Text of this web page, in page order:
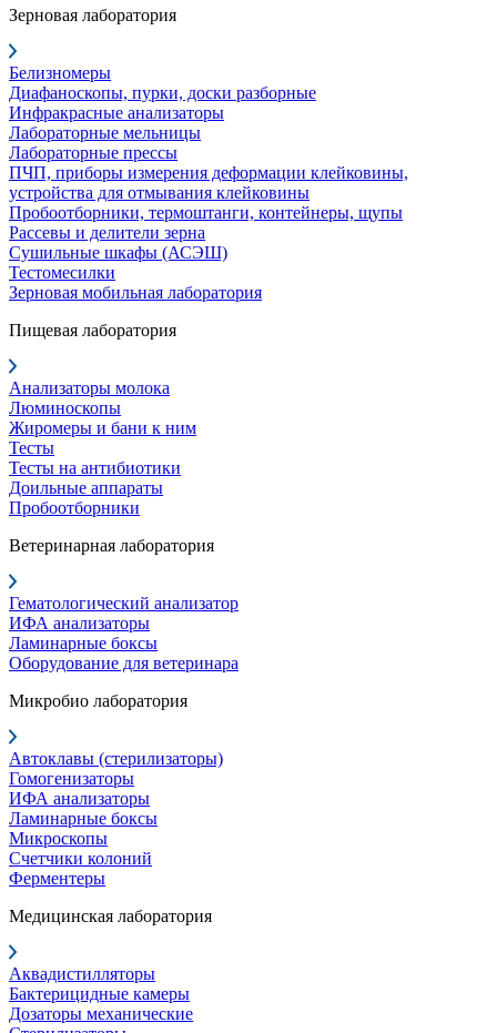
Зерновая лаборатория
Белизномеры
Диафаноскопы, пурки, доски разборные
Инфракрасные анализаторы
Лабораторные мельницы
Лабораторные прессы
ПЧП, приборы измерения деформации клейковины,
устройства для отмывания клейковины
Пробоотборники, термоштанги, контейнеры, щупы
Рассевы и делители зерна
Сушильные шкафы (АСЭШ)
Тестомесилки
Зерновая мобильная лаборатория
Пищевая лаборатория
Анализаторы молока
Люминоскопы
Жиромеры и бани к ним
Тесты
Тесты на антибиотики
Доильные аппараты
Пробоотборники
Ветеринарная лаборатория
Гематологический анализатор
ИФА анализаторы
Ламинарные боксы
Оборудование для ветеринара
Микробио лаборатория
Автоклавы (стерилизаторы)
Гомогенизаторы
ИФА анализаторы
Ламинарные боксы
Микроскопы
Счетчики колоний
Ферментеры
Медицинская лаборатория
Аквадистилляторы
Бактерицидные камеры
Дозаторы механические